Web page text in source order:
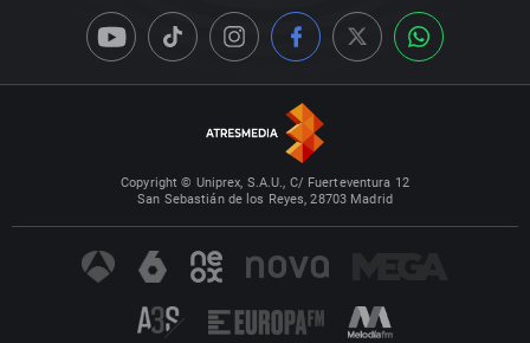
Copyright © Uniprex, S.A.U., C/ Fuerteventura 12
San Sebastián de los Reyes, 28703 Madrid